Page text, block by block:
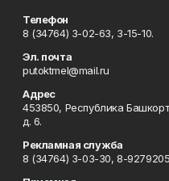
Телефон
8 (34764) 3-02-63, 3-15-10.
Эл. почта
putoktmel@mail.ru
Адрес
453850, Республика
д. 6.
Рекламная служба
8 (34764) 3-03-30, 8-